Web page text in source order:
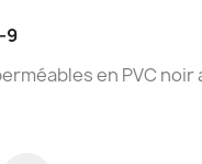
9
en PVC noir